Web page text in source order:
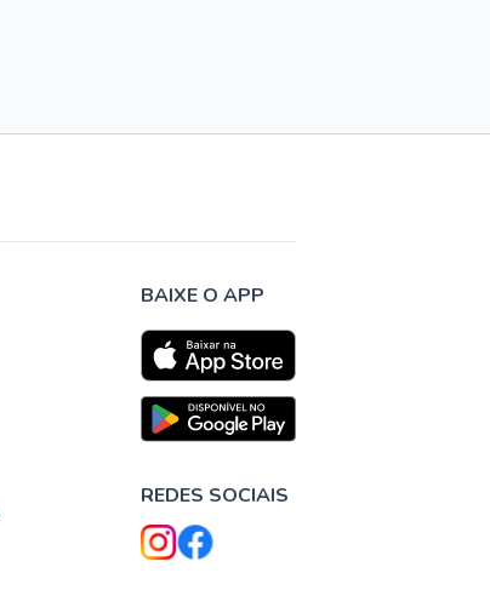
BAIXE O APP
REDES SOCIAIS